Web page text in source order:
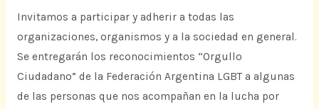
Invitamos a participar y adherir a todas las
organizaciones, organismos y a la sociedad en general.
Se entregarán los reconocimientos “Orgullo
Ciudadano” de la Federación Argentina LGBT a algunas
de las personas que nos acompañan en la lucha por